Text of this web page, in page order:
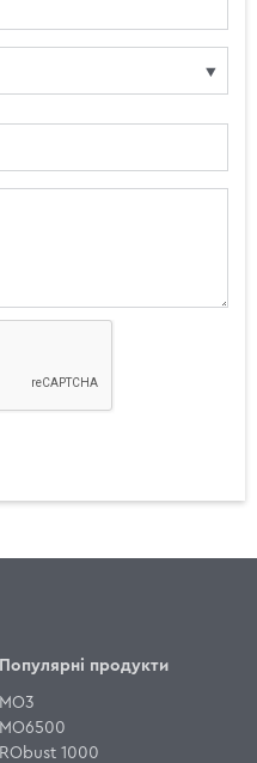
Популярні продукти
MO3
MO6500
RObust 1000